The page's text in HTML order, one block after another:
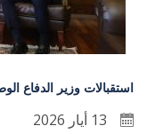
استقبالات وزير الدفاع